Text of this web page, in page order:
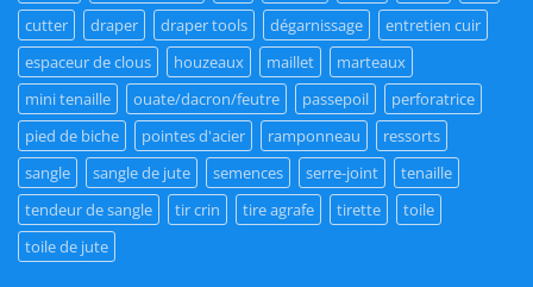
cutter
draper draper tools dégarnissage
entretien cuir
espaceur de clous
houzeaux maillet
marteaux
mini tenaille
ouate/dacron/feutre passepoil
perforatrice
pied de biche
pointes d'acier ramponneau
ressorts
sangle
sangle de jute semences serre-joint
tenaille
tendeur de sangle
tir crin tire agrafe tirette
toile
toile de jute